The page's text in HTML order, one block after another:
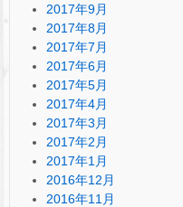
2017年9月
2017年8月
2017年7月
2017年6月
2017年5月
2017年4月
2017年3月
2017年2月
2017年1月
2016年12月
2016年11月